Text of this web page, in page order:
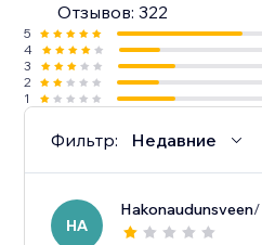
Отзывов: 322
5
4
3
2
1
Фильтр: Недавние
HA
Hakonaudunsveen/